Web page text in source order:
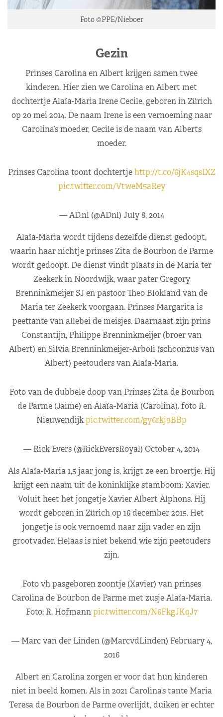
Foto ©PPE/Nieboer
Gezin
Prinses Carolina en Albert krijgen samen twee
kinderen. Hier zien we Carolina en Albert met
dochtertje Alaïa-Maria Irene Cecile, geboren in Zürich
op 20 mei 2014. De naam Irene is een vernoeming naar
Carolina’s moeder, Cecile is de naam van Alberts
moeder.
Prinses Carolina toont dochtertjehttp://t.co/6jK4sqsIXZ
pic.twitter.com/VtweM5aRey
— AD.nl (@ADnl) July 8, 2014
Alaïa-Maria wordt tijdens dezelfde dienst gedoopt,
waarin haar nichtje prinses Zita de Bourbon de Parme
wordt gedoopt. De dienst vindt plaats in de Maria ter
Zeekerk in Noordwijk, waar pater Gregory
Brenninkmeijer SJ en pastoor Theo Blokland van de
Maria ter Zeekerk voorgaan. Prinses Margarita is
peettante van allebei de meisjes. Daarnaast zijn prins
Constantijn, Philippe Brenninkmeijer (broer van
Albert) en Silvia Brenninkmeijer-Arboli (schoonzus van
Albert) peetouders van Alaïa-Maria.
Foto van de dubbele doop van Prinses Zita de Bourbon
de Parme (Jaime) en Alaïa-Maria (Carolina). foto R.
Nieuwendijkpic.twitter.com/gy6rkj9BBp
— Rick Evers (@RickEversRoyal) October 4, 2014
Als Alaïa-Maria 1,5 jaar jong is, krijgt ze een broertje. Hij
krijgt een naam uit de koninklijke stamboom: Xavier.
Voluit heet het jongetje Xavier Albert Alphons. Hij
wordt geboren in Zürich op 16 december 2015. Het
jongetje is ook vernoemd naar zijn vader en zijn
grootvader. Helaas is niet bekend wie zijn peetouders
zijn.
Foto vh pasgeboren zoontje (Xavier) van prinses
Carolina de Bourbon de Parme met zusje Alaïa-Maria.
Foto: R. Hofmannpic.twitter.com/N6FkgJKqJ7
— Marc van der Linden (@MarcvdLinden) February 4,
2016
Albert en Carolina zorgen er voor dat hun kinderen
niet in beeld komen. Als in 2021 Carolina’s tante Maria
Teresa de Bourbon de Parme overlijdt, duiken er echter